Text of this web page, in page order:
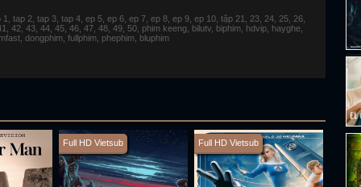
tap 2, tap 3, tap 4, ep 5, ep 6, ep 7, ep 8, ep 9, ep 10, tập 21, 23, 24, 25, 26,
42, 43, 44, 45, 46, 47, 48, 49, 50, phim keeng, bilutv, biphim, hdvip, hayghe,
dongphim, fullphim, phephim, bluphim
Full HD Vietsub Full HD Vietsub Full